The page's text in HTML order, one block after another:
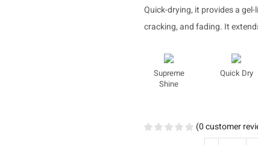
Quick-drying, it provides a
cracking, and fading. It
Supreme
Shine
Quick Dry
(0customer